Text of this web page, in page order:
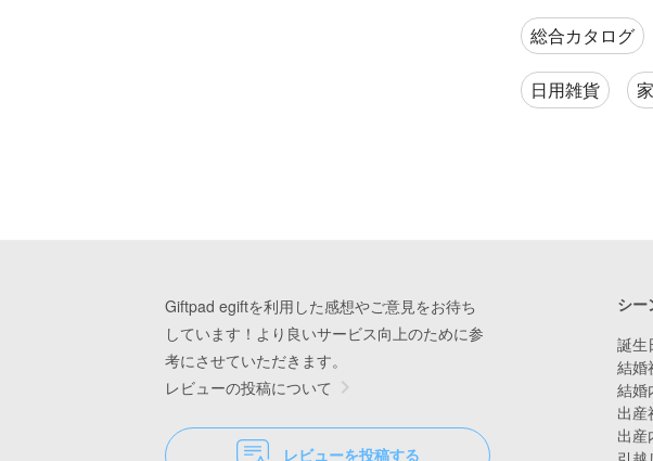
総合カタログ
日用雑貨
Giftpad egiftを利用した感想やご意見をお待ち
しています！より良いサービス向上のために参
考にさせていただきます。
レビューの投稿について
レビューを投稿する
シー
誕生
結婚
結婚
出産
出産